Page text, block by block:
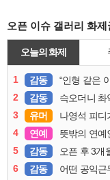
오픈 이슈 갤러리 화제
오늘의 화제
1 감동 “인형 같은 아이
2
감동 슥오더니 촤악..
3
유머 나영석 피디
4
연예 뜻밖의 연예
5
감동 오픈 후 3개
6
감동 어떤 공익근